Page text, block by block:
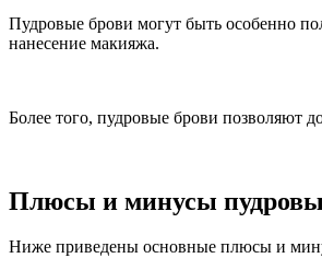
Пудровые брови могут быть особенно
нанесение макияжа.
Более того, пудровые брови позволяют
Плюсы и минусы
Ниже приведены основные плюсы и